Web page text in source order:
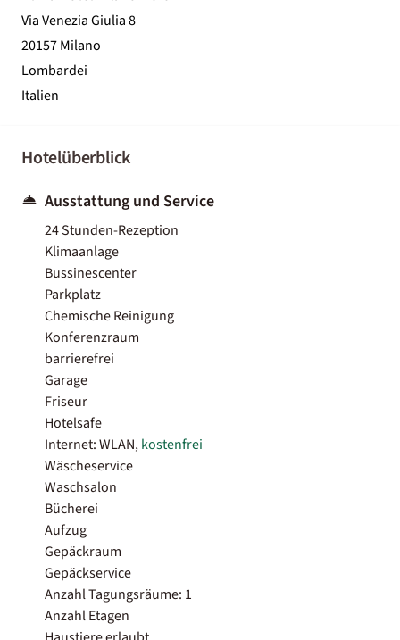
Via Venezia Giulia 8
20157 Milano
Lombardei
Italien
Hotelüberblick
Ausstattung und Service
24 Stunden-Rezeption
Klimaanlage
Bussinescenter
Parkplatz
Chemische Reinigung
Konferenzraum
barrierefrei
Garage
Friseur
Hotelsafe
Internet: WLAN,kostenfrei
Wäscheservice
Waschsalon
Bücherei
Aufzug
Gepäckraum
Gepäckservice
Anzahl Tagungsräume: 1
Anzahl Etagen